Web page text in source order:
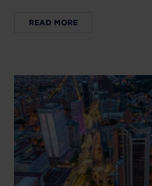
READ MORE